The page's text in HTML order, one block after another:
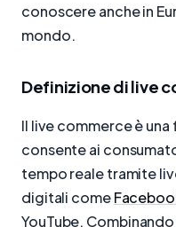
conoscere anche in
mondo.
Definizione di live
Il live commerce è
consente ai
tempo reale tramite
digitali come
YouTube.